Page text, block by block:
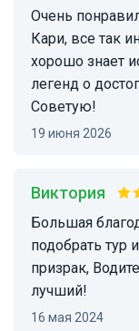
Очень понравилась экскурсия! С нами была гид
Кари, все так
хорошо знает
легенд о
Советую!
19 июня 2026
Виктория
Большая благодарность, спасибо что помогли
подобрать тур
призрак,
лучший!
16 мая 2024